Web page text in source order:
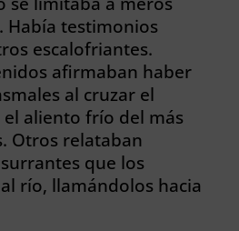
Había testimonios
escalofriantes.
afirmaban haber
al cruzar el
aliento frío del más
Otros relataban
que los
río, llamándolos hacia